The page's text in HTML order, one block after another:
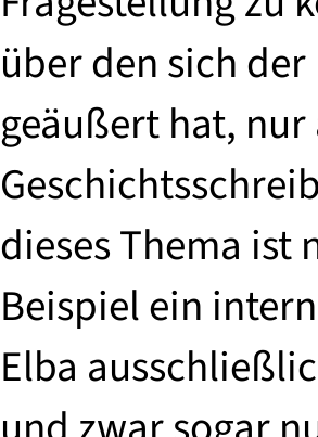
über den sich
geäußert hat,
dieses Thema ist
Beispiel ein
Elba